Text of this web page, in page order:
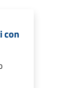
con